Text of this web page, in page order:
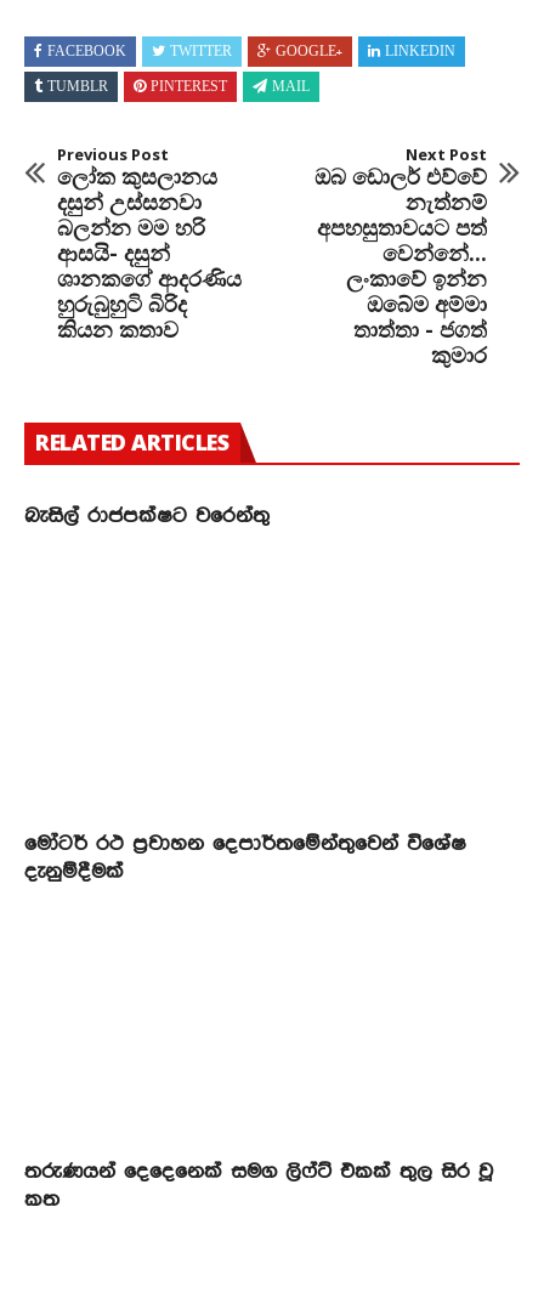
FACEBOOK TWITTER GOOGLE+ LINKEDIN
TUMBLR PINTEREST MAIL
Previous Post
ලෝක කුසලානය
දසුන් උස්සනවා
බලන්න මම හරි
ආසයි- දසුන්
ශානකගේ ආදරණිය
හුරුබුහුටි බිරිද
කියන කතාව
Next Post
ඔබ ඩොලර් එව්වේ
නැත්නම්
අපහසුතාවයට පත්
වෙන්නේ...
ලංකාවේ ඉන්න
ඔබේම අම්මා
තාත්තා - ජගත්
කුමාර
RELATED ARTICLES
බැසිල් රාජපක්ෂට වරෙන්තු
මෝටර් රථ ප්‍රවාහන දෙපාර්තමේන්තුවෙන් විශේෂ
දැනුම්දීමක්
තරුණයන් දෙදෙනෙක් සමග ලිෆ්ට් එකක් තුල සිර වූ
කත